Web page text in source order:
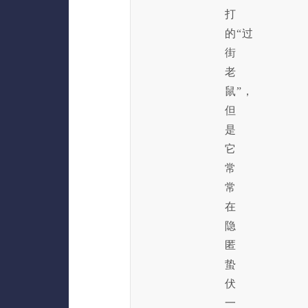
打
的“过
街
老
鼠”，
但
是
它
常
常
在
隐
匿
蛰
伏
一